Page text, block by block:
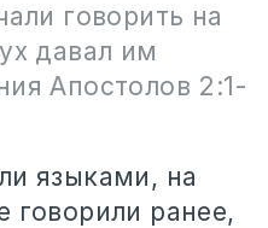
говорить на
давал им
Апостолов 2:1-
языками, на
говорили ранее,